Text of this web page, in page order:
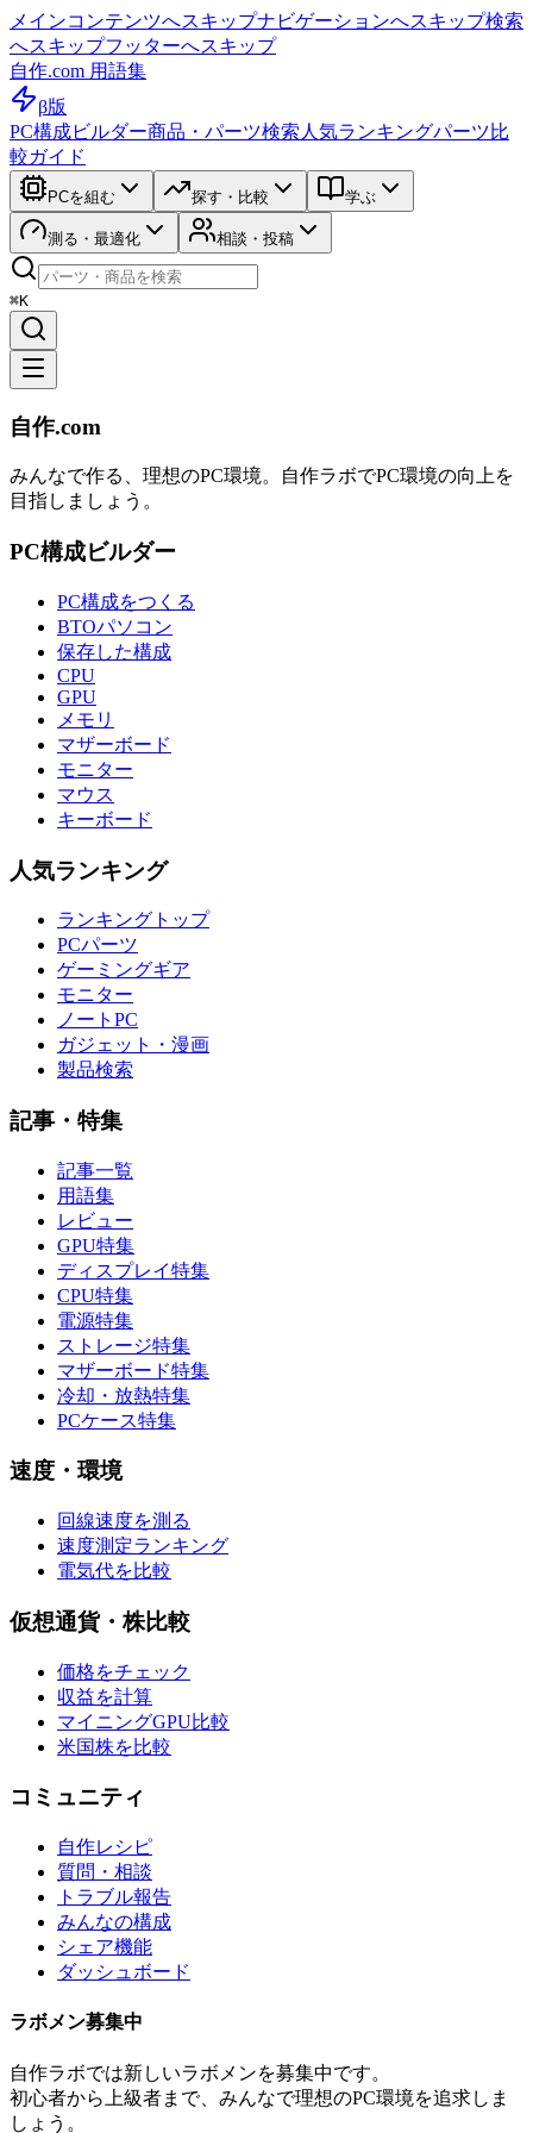
メインコンテンツへスキップナビゲーションへスキップ検索
へスキップフッターへスキップ
自作.com 用語集
β版
PC構成ビルダー商品・パーツ検索 人気ランキングパーツ比
較ガイド
PCを組む 探す・比較 学ぶ
測る・最適化 相談・投稿
⌘K
自作.com
みんなで作る、理想のPC環境。 自作ラボでPC環境の向上を
目指しましょう。
PC構成ビルダー
PC構成をつくる
BTOパソコン
保存した構成
CPU
GPU
メモリ
マザーボード
モニター
マウス
キーボード
人気ランキング
ランキングトップ
PCパーツ
ゲーミングギア
モニター
ノートPC
ガジェット・漫画
製品検索
記事・特集
記事一覧
用語集
レビュー
GPU特集
ディスプレイ特集
CPU特集
電源特集
ストレージ特集
マザーボード特集
冷却・放熱特集
PCケース特集
速度・環境
回線速度を測る
速度測定ランキング
電気代を比較
仮想通貨・株比較
価格をチェック
収益を計算
マイニングGPU比較
米国株を比較
コミュニティ
自作レシピ
質問・相談
トラブル報告
みんなの構成
シェア機能
ダッシュボード
ラボメン募集中
自作ラボでは新しいラボメンを募集中です。
初心者から上級者まで、みんなで理想のPC環境を追求しま
しょう。